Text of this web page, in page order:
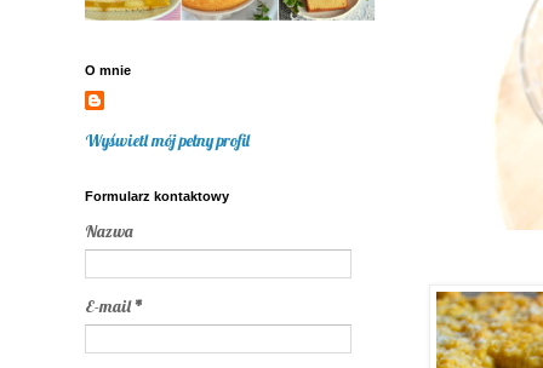
O mnie
Wyświetl mój pełny profil
Formularz kontaktowy
Nazwa
E-mail*